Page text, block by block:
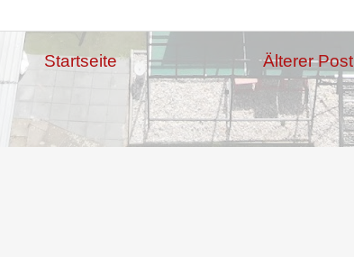
Älterer Post
Startseite